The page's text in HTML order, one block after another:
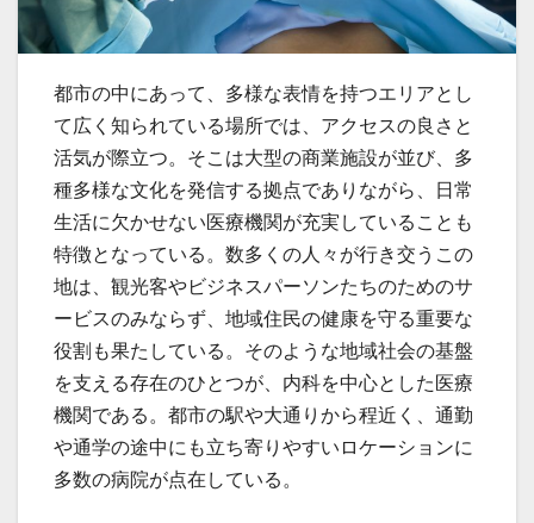
都市の中にあって、多様な表情を持つエリアとし
て広く知られている場所では、アクセスの良さと
活気が際立つ。 そこは大型の商業施設が並び、多
種多様な文化を発信する拠点でありながら、日常
生活に欠かせない医療機関が充実していることも
特徴となっている。数多くの人々が行き交うこの
地は、観光客やビジネスパーソンたちのためのサ
ービスのみならず、地域住民の健康を守る重要な
役割も果たしている。そのような地域社会の基盤
を支える存在のひとつが、内科を中心とした医療
機関である。都市の駅や大通りから程近く、通勤
や通学の途中にも立ち寄りやすいロケーションに
多数の病院が点在している。